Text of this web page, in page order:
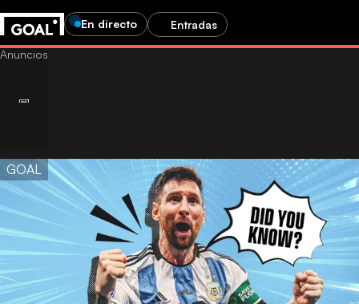
En directo Entradas
GOAL